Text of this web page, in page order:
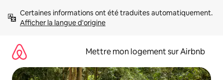
directement
Afficher la langue d'origine
Mettre mon logement sur Airbnb